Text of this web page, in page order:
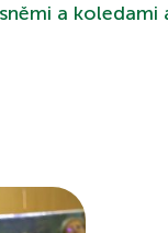
a koledami